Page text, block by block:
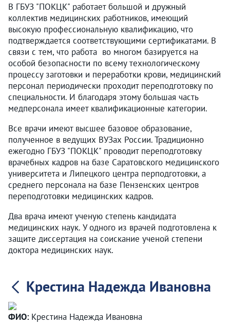
В ГБУЗ "ПОКЦК" работает большой и дружный
коллектив медицинских работников, имеющий
высокую профессиональную квалификацию, что
подтверждается соответствующими сертификатами. В
связи с тем, что работа во многом базируется на
особой безопасности по всему технологическому
процессу заготовки и переработки крови, медицинский
персонал периодически проходит переподготовку по
специальности. И благодаря этому большая часть
медперсонала имеет квалификационные категории.
Все врачи имеют высшее базовое образование,
полученное в ведущих ВУЗах России. Традиционно
ежегодно ГБУЗ "ПОКЦК" проводит переподготовку
врачебных кадров на базе Саратовского медицинского
университета и Липецкого центра перподготовки, а
среднего персонала на базе Пензенских центров
переподготовки медицинских кадров.
Два врача имеют ученую степень кандидата
медицинских наук. У одного из врачей подготовлена к
защите диссертация на соискание ученой степени
доктора медицинских наук.
Крестина Надежда Ивановна
ФИО: Крестина Надежда Ивановна